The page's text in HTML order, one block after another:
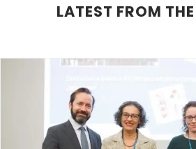
LATEST FROM